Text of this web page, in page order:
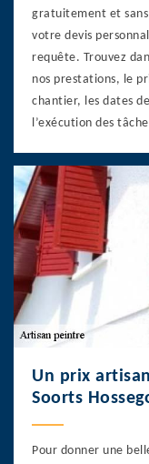
gratuitement et
votre devis
requête. Trouvez
nos prestations, le
chantier, les dates
l’exécution des
Un prix
Soorts
Pour donner une